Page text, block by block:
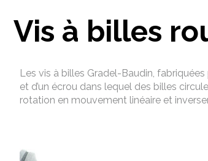
Vis à billes
Les vis à billes Gradel-Baudin,
et d’un écrou dans lequel des billes
rotation en mouvement linéaire et